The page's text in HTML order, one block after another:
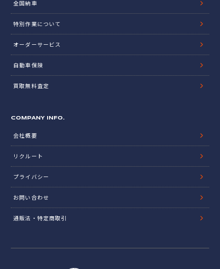
全国納車
特別作業について
オーダーサービス
自動車保険
買取無料査定
COMPANY INFO.
会社概要
リクルート
プライバシー
お問い合わせ
通販法・特定商取引